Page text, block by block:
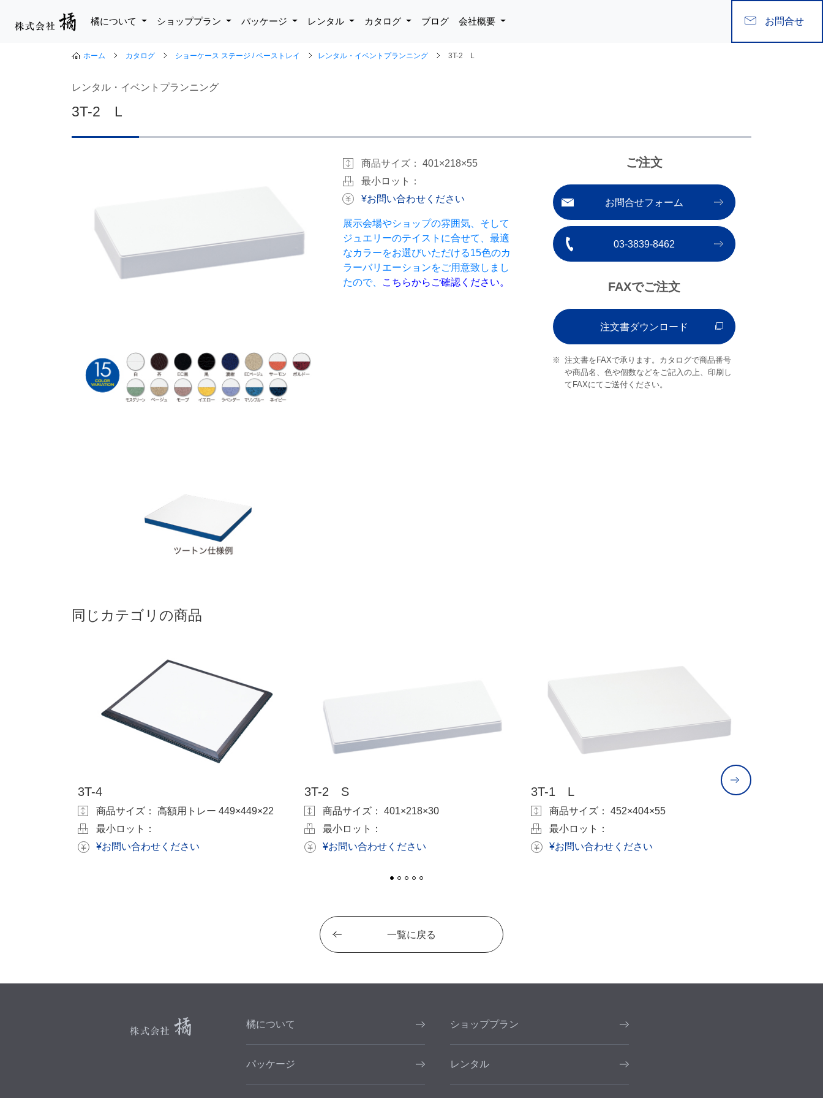
お問合せ
橘について ショッププラン パッケージ レンタル カタログ ブログ 会社概要
ホーム カタログ ショーケース ステージ / ベーストレイ レンタル・イベントプランニング 3T-2 L
レンタル・イベントプランニング
3T-2 L
商品サイズ：401×218×55
最小ロット：
¥お問い合わせください
展示会場やショップの雰囲気、そして
ジュエリーのテイストに合せて、最適
なカラーをお選びいただける15色のカ
ラーバリエーションをご用意致しまし
たので、 こちらからご確認ください。
ご注文
お問合せフォーム
03-3839-8462
FAXでご注文
注文書ダウンロード
注文書をFAXで承ります。カタログで商品番号
や商品名、色や個数などをご記入の上、印刷し
てFAXにてご送付ください。
同じカテゴリの商品
3T-4
商品サイズ： 高額用トレー 449×449×22
最小ロット：
¥お問い合わせください
3T-2 S
商品サイズ： 401×218×30
最小ロット：
¥お問い合わせください
3T-1 L
商品サイズ： 452×404×55
最小ロット：
¥お問い合わせください
一覧に戻る
橘について ショッププラン
パッケージ レンタル